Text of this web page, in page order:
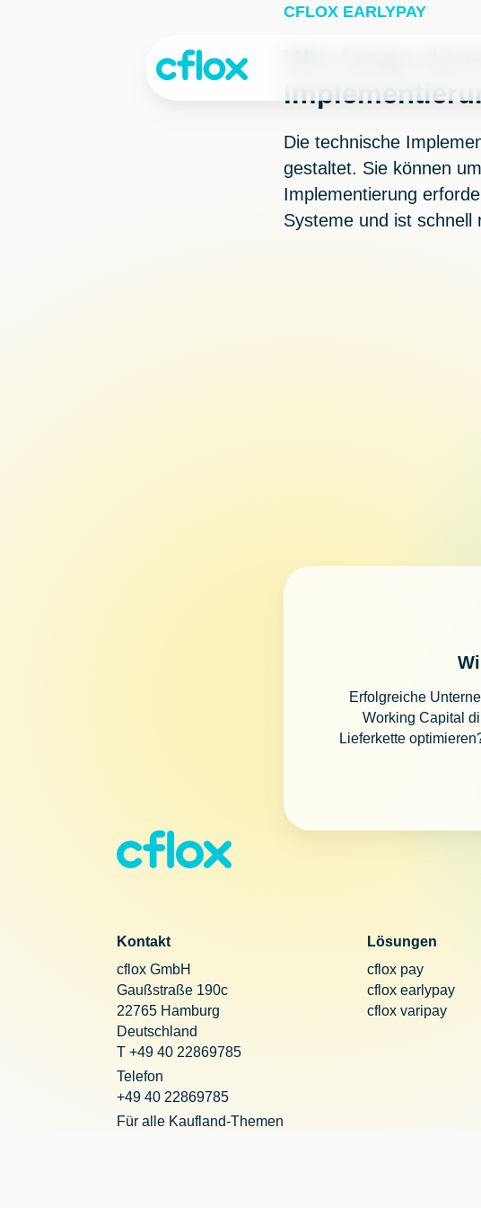
CFLOX EARLYPAY
Wie lange
Die technische
gestaltet. Sie können
Implementierung
Systeme und ist schnell
Erfolgreiche
Working Capital
Lieferkette
Kontakt
cflox GmbH
Gaußstraße 190c
22765 Hamburg
Deutschland
T +49 40 22869785
Telefon
+49 40 22869785
Für alle Kaufland-Themen
Lösungen
cflox pay
cflox earlypay
cflox varipay